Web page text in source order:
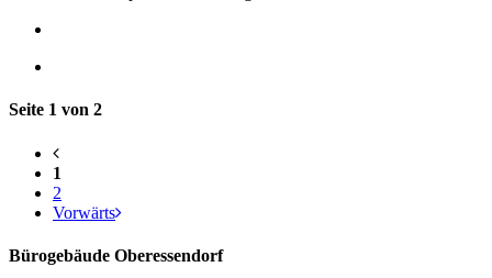
Seite 1 von 2
1
2
Vorwärts
Bürogebäude Oberessendorf